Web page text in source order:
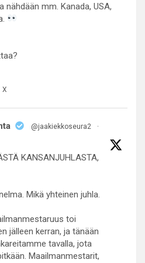
nähdään mm. Kanada, USA,
X
@jaakiekkoseura2
·
KANSANJUHLASTA,
Mikä yhteinen juhla.
toi
jälleen kerran, ja tänään
tavalla, jota
Maailmanmestarit,